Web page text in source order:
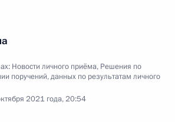
Новости личного приёма, Решения по
поручений, данных по результатам личного
2021 года, 20:54